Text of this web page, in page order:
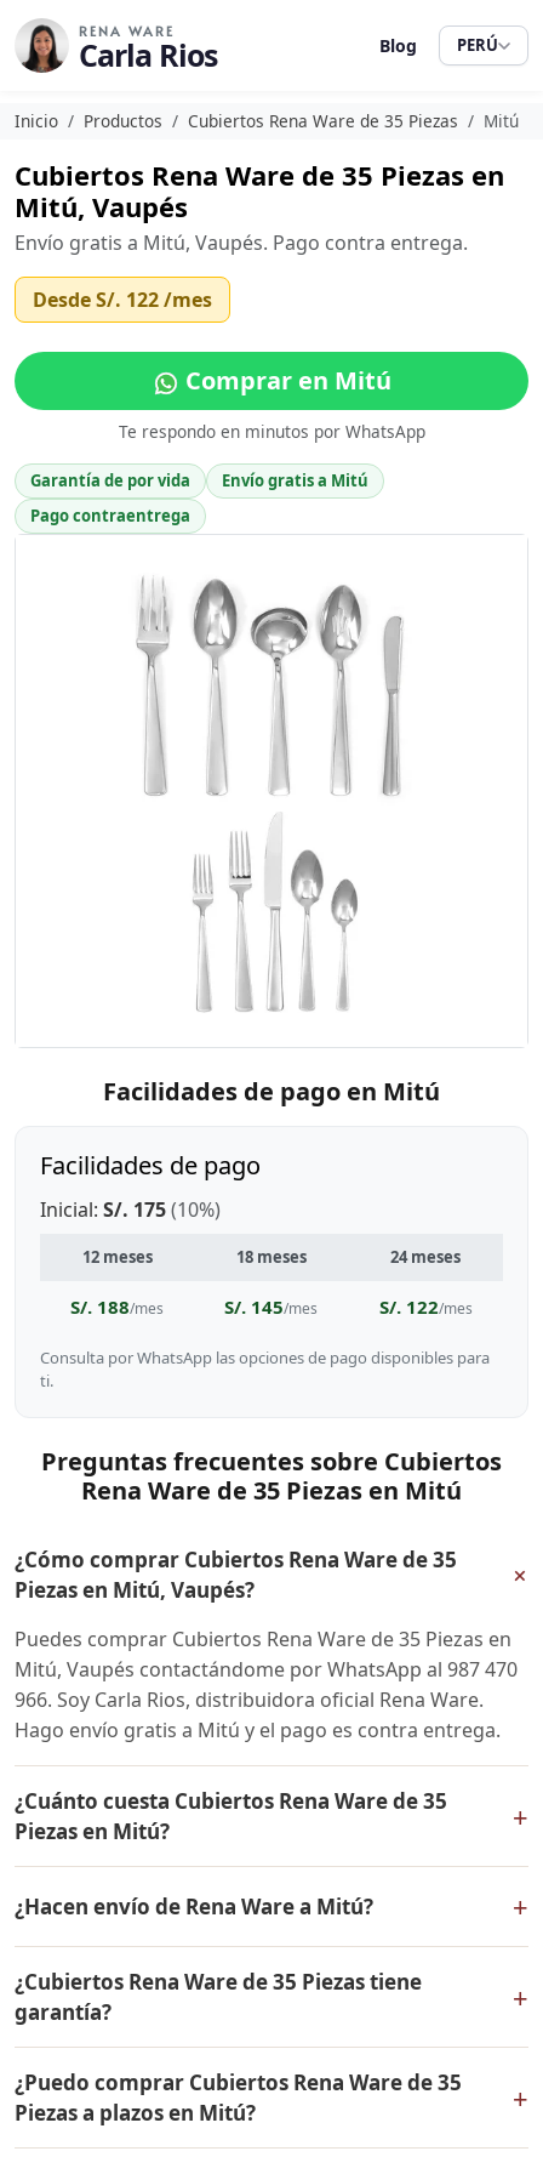
RENA WARE
Carla Rios Blog PERÚ
Inicio Productos Cubiertos Rena Ware de 35 Piezas Mitú
Cubiertos Rena Ware de 35 Piezas en
Mitú, Vaupés
Envío gratis a Mitú, Vaupés. Pago contra entrega.
DesdeS/. 122/mes
Comprar en Mitú
Te respondo en minutos por WhatsApp
Garantía de por vida
Envío gratis a Mitú
Pago contraentrega
Facilidades de pago en Mitú
Facilidades de pago
Inicial: S/. 175(10%)
12 meses 18 meses 24 meses
S/. 188/mes S/. 145/mes S/. 122/mes
Consulta por WhatsApp las opciones de pago disponibles para
ti.
Preguntas frecuentes sobre Cubiertos
Rena Ware de 35 Piezas en Mitú
¿Cómo comprar Cubiertos Rena Ware de 35
Piezas en Mitú, Vaupés?
+
Puedes comprar Cubiertos Rena Ware de 35 Piezas en
Mitú, Vaupés contactándome por WhatsApp al 987 470
966. Soy Carla Rios, distribuidora oficial Rena Ware.
Hago envío gratis a Mitú y el pago es contra entrega.
¿Cuánto cuesta Cubiertos Rena Ware de 35
Piezas en Mitú?
+
mismo en todo Colombia. Contáctame por WhatsApp
para conocer el precio actual, promociones disponibles
y facilidades de pago en cuotas desde el 10% de inicial.
¿Hacen envío de Rena Ware a Mitú? +
Piezas a Mitú, Vaupés y a todo Colombia. El pago es
contra entrega.
¿Cubiertos Rena Ware de 35 Piezas tiene
garantía?
+
por vida contra defectos de fabricación. Todos los
productos Rena Ware están fabricados en acero
inoxidable quirúrgico 18/10 de la más alta calidad.
¿Puedo comprar Cubiertos Rena Ware de 35
Piezas a plazos en Mitú?
+